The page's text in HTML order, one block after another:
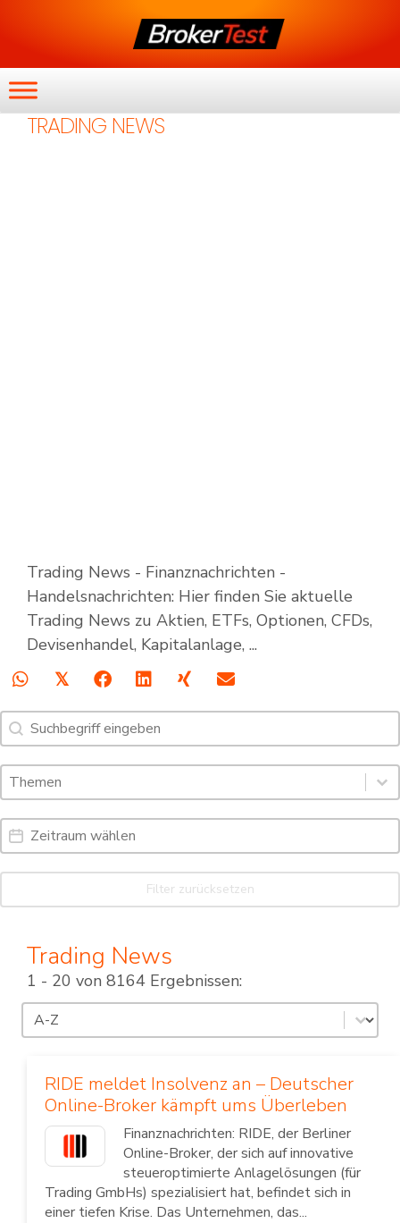
TRADING NEWS
Trading News - Finanznachrichten -
Handelsnachrichten: Hier finden Sie aktuelle
Trading News zu Aktien, ETFs, Optionen, CFDs,
Devisenhandel, Kapitalanlage, ...
𝕏
Suche
Search content
Schlagworte: Trading News & Webinare
Select content
Select content
Date Range
Date
Filter zurücksetzen
Trading News
1 - 20 von 8164 Ergebnissen:
Sortierung
Sort content
RIDE meldet Insolvenz an – Deutscher
Online-Broker kämpft ums Überleben
Finanznachrichten: RIDE, der Berliner
Online-Broker, der sich auf innovative
steueroptimierte Anlagelösungen (für
Trading GmbHs) spezialisiert hat, befindet sich in
einer tiefen Krise. Das Unternehmen, das...